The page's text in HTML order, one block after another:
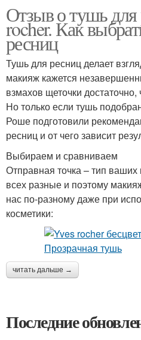
Отзыв о тушь для
rocher. Как
ресниц
Тушь для ресниц делает
макияж кажется
взмахов щеточки
Но только если тушь
Роше подготовили
ресниц и от чего зависит
Выбираем и сравниваем
Отправная точка – тип
всех разные и поэтому
нас по-разному даже при
косметики:
читать дальше →
Последние